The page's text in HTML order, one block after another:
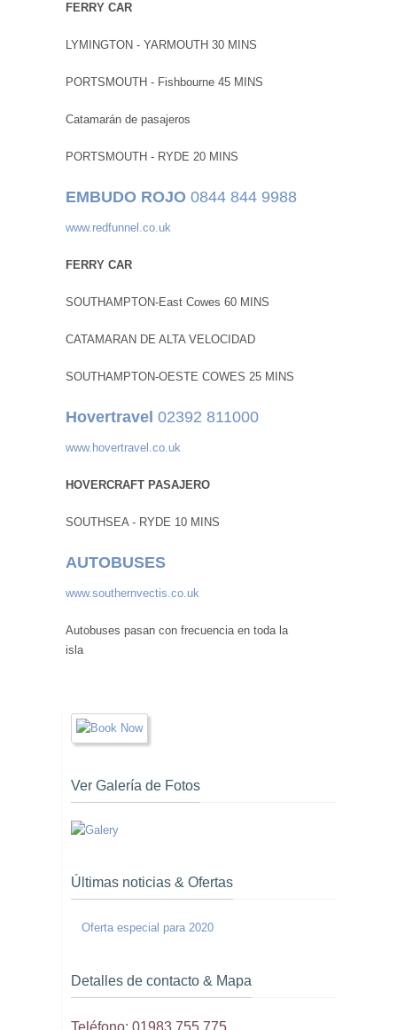
FERRY CAR
LYMINGTON - YARMOUTH 30 MINS
PORTSMOUTH - Fishbourne 45 MINS
Catamarán de pasajeros
PORTSMOUTH - RYDE 20 MINS
EMBUDO ROJO 0844 844 9988
www.redfunnel.co.uk
FERRY CAR
SOUTHAMPTON-East Cowes 60 MINS
CATAMARAN DE ALTA VELOCIDAD
SOUTHAMPTON-OESTE COWES 25 MINS
Hovertravel 02392 811000
www.hovertravel.co.uk
HOVERCRAFT PASAJERO
SOUTHSEA - RYDE 10 MINS
AUTOBUSES
www.southernvectis.co.uk
Autobuses pasan con frecuencia en toda la
isla
Ver Galería de Fotos
Últimas noticias & Ofertas
Oferta especial para 2020
Detalles de contacto & Mapa
Teléfono: 01983 755 775